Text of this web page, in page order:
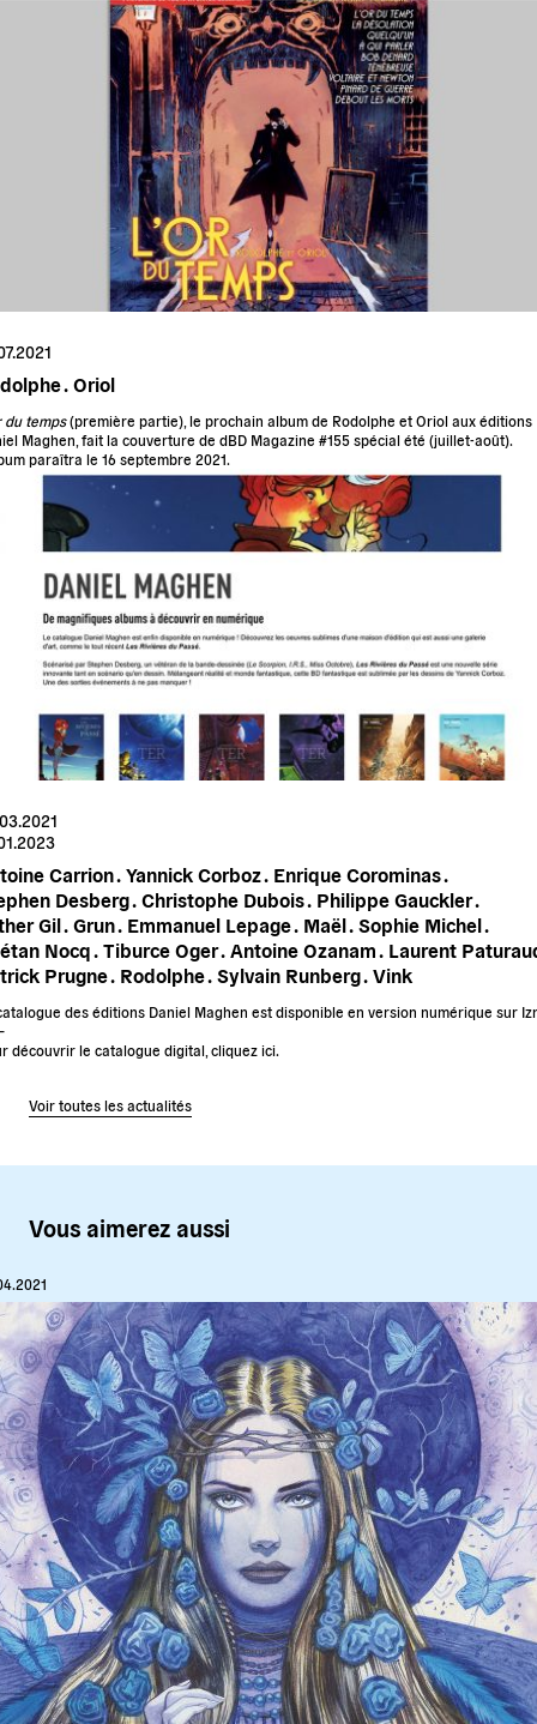
. Oriol
du temps(première partie), le prochain album de Rodolphe et Oriol aux éditions
Maghen, fait la couverture de dBD Magazine #155 spécial été (juillet-août).
paraîtra le 16 septembre 2021.
Carrion .Yannick Corboz . Enrique Corominas .
Desberg . Christophe Dubois . Philippe Gauckler .
Gil . Grun . Emmanuel Lepage . Maël . Sophie Michel .
Nocq . Tiburce Oger . Antoine Ozanam . Laurent
Prugne . Rodolphe . Sylvain Runberg . Vink
des éditions Daniel Maghen est disponible en version numérique sur
découvrir le catalogue digital, cliquez ici.
Voir toutes les actualités
Vous aimerez aussi